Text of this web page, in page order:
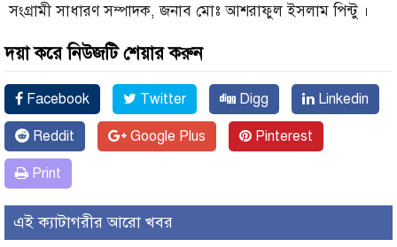
সংগ্রামী সাধারণ সম্পাদক, জনাব মোঃ আশরাফুল ইসলাম পিন্টু ।
দয়া করে নিউজটি শেয়ার করুন
Facebook Twitter Digg Linkedin
Reddit Google Plus Pinterest
Print
এই ক্যাটাগরীর আরো খবর